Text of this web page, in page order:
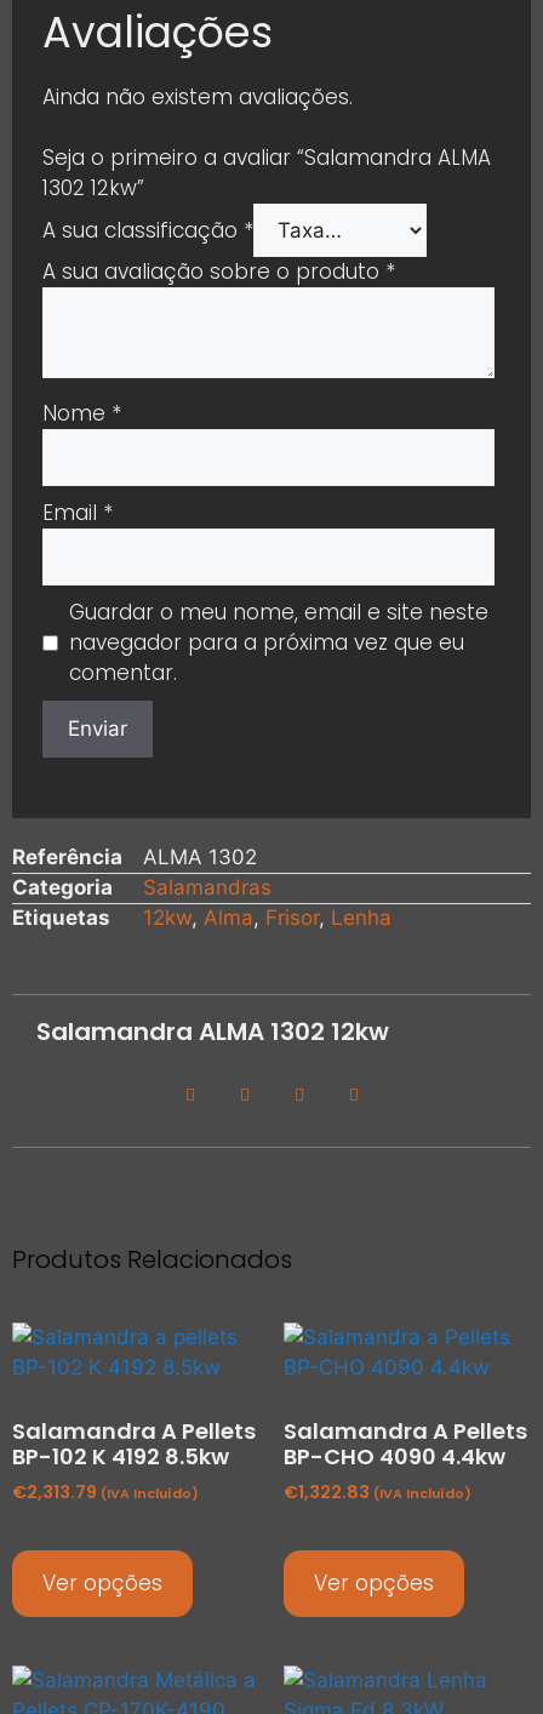
Avaliações
Ainda não existem avaliações.
Seja o primeiro a avaliar “Salamandra ALMA
1302 12kw”
A sua classificação *
A sua avaliação sobre o produto *
Nome *
Email *
Guardar o meu nome, email e site neste
navegador para a próxima vez que eu
comentar.
Referência
ALMA 1302
Categoria
Salamandras
Etiquetas
12kw, Alma, Frisor, Lenha
Salamandra ALMA 1302 12kw
Produtos Relacionados
Salamandra A Pellets
BP-102 K 4192 8.5kw
€2,313.79 (IVA Incluído)
Ver opções
Salamandra A Pellets
BP-CHO 4090 4.4kw
€1,322.83 (IVA Incluído)
Ver opções